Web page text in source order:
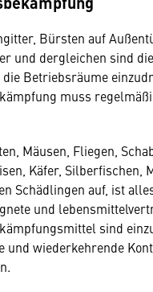
Bürsten auf
und dergleichen sind
Betriebsräume
muss
Mäusen, Fliegen,
Käfer, Silberfischen,
Schädlingen auf, ist
und
sind
und wiederkehrende